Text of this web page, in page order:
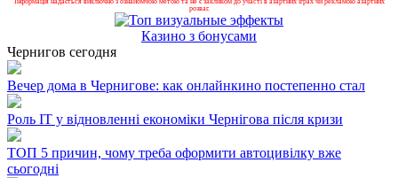
Інформація надається виключно з ознайомчою метою та не є закликом до участі в азартних іграх чи рекламою азартних
розваг.
Казино з бонусами
Чернигов сегодня
Вечер дома в Чернигове: как онлайнкино постепенно стал
Роль ІТ у відновленні економіки Чернігова після кризи
ТОП 5 причин, чому треба оформити автоцивілку вже
сьогодні